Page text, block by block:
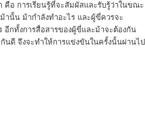
คือ การเรียนรู้ที่จะสัมผัสและรับรู้ว่าในขณะ
านั้น ม้ากำลังทำอะไร และผู้ขี่ควรจะ
อีกทั้งการสื่อสารของผู้ขี่และม้าจะต้องกัน
นดี จึงจะทำให้การแข่งขันในครั้งนั้นผ่านไป